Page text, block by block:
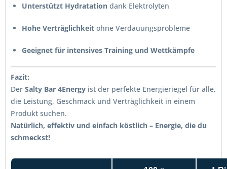
Unterstützt Hydratation dank Elektrolyten
Hohe Verträglichkeit ohne Verdauungsprobleme
Geeignet für intensives Training und Wettkämpfe
Fazit:
Der Salty Bar 4Energy ist der perfekte Energieriegel für alle,
die Leistung, Geschmack und Verträglichkeit in einem
Produkt suchen.
Natürlich, effektiv und einfach köstlich – Energie, die du
schmeckst!